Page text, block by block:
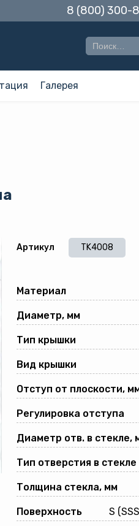
8 (800) 300-
Галерея
Артикул TK4008
Материал
Диаметр, мм
Тип крышки
Вид крышки
Отступ от плоскости,
Регулировка отступа
Диаметр отв. в стекле,
Тип отверстия в стекле
Толщина стекла, мм
Поверхность S